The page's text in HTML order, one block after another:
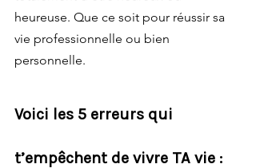
heureuse. Que ce soit pour réussir sa
vie professionnelle ou bien
personnelle.
Voici les 5 erreurs qui
t’empêchent de vivre TA vie :